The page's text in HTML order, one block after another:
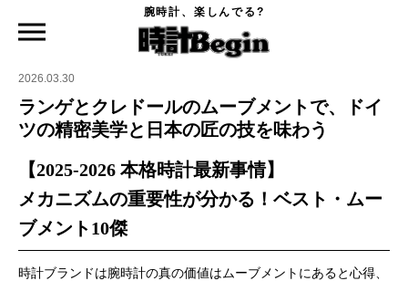
腕時計、楽しんでる?
ランゲとクレドールのムーブメントで、ドイツの精密美学と日本の匠の技を味わう
2026.03.30
ランゲとクレドールのムーブメントで、ドイ
ツの精密美学と日本の匠の技を味わう
【2025-2026 本格時計最新事情】
メカニズムの重要性が分かる！ベスト・ムー
ブメント10傑
時計ブランドは腕時計の真の価値はムーブメントにあると心得、